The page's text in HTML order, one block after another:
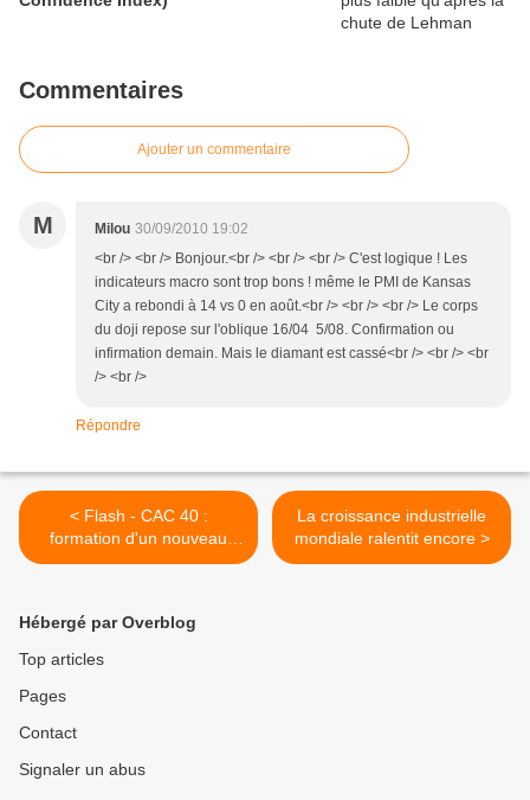
Commentaires
Ajouter un commentaire
M Milou 30/09/2010 19:02
<br /> <br /> Bonjour.<br /> <br /> <br /> C'est logique ! Les
indicateurs macro sont trop bons ! même le PMI de Kansas
City a rebondi à 14 vs 0 en août.<br /> <br /> <br /> Le corps
du doji repose sur l'oblique 16/04 5/08. Confirmation ou
infirmation demain. Mais le diamant est cassé<br /> <br /> <br
/> <br />
Répondre
< Flash - CAC 40 :
formation d'un nouveau
diamant
La croissance industrielle
mondiale ralentit encore >
Hébergé par Overblog
Top articles
Pages
Contact
Signaler un abus